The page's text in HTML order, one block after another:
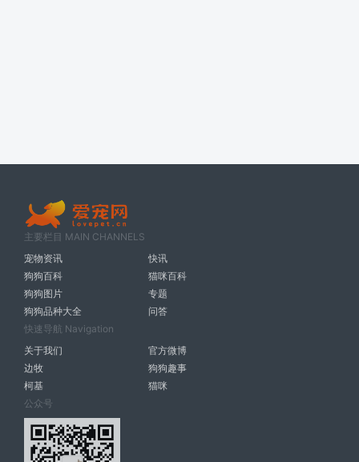
主要栏目 MAIN CHANNELS
宠物资讯
快讯
狗狗百科
猫咪百科
狗狗图片
专题
狗狗品种大全
问答
快速导航 Navigation
关于我们
官方微博
边牧
狗狗趣事
柯基
猫咪
公众号